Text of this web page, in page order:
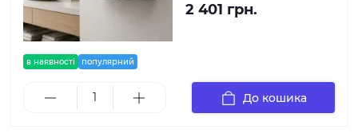
в наявності популярний
2 401 грн.
До кошика